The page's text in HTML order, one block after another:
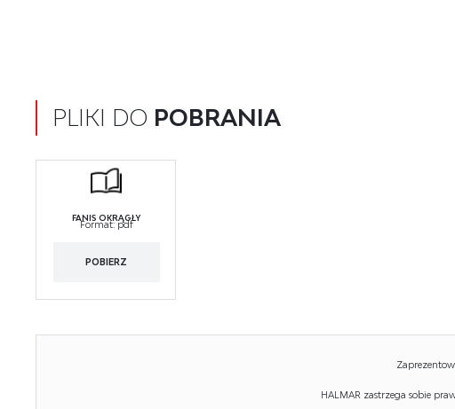
PLIKI DO POBRANIA
FANIS OKRĄGŁY
Format:pdf
POBIERZ
HALMAR zastrzega sobie